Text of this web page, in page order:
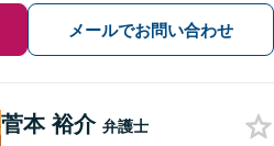
メールでお問い合わせ
菅本 裕介 弁護士